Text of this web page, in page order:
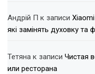
Андрій П к записи
які замінять духовку
Тетяна к записи Чистая
или ресторана